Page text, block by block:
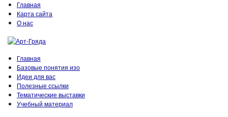
Главная
Карта сайта
О нас
Главная
Базовые понятия изо
Идеи для вас
Полезные ссылки
Тематические выставки
Учебный материал